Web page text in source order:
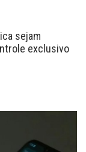
sejam
exclusivo